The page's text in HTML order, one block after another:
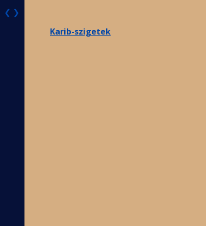
Karib-szigetek
❮ ❯